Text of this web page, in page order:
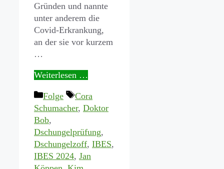
Gründen und nannte
unter anderem die
Covid-Erkrankung,
an der sie vor kurzem
…
Weiterlesen …
Kategorien
Folge Schlagwörter
Cora
Schumacher, Doktor
Bob,
Dschungelprüfung,
Dschungelzoff, IBES,
IBES 2024, Jan